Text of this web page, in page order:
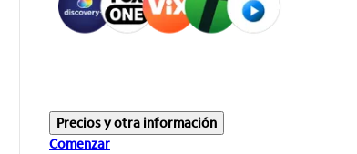
Precios y otra información
Comenzar